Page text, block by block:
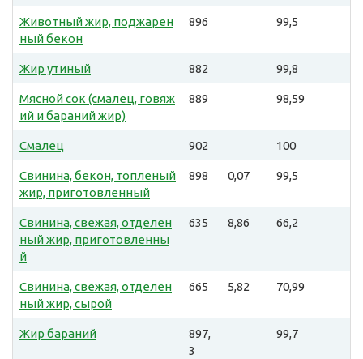
Животный жир, поджарен
ный бекон
896 99,5
Жир утиный 882 99,8
Мясной сок (смалец, говяж
ий и бараний жир)
889 98,59
Смалец 902 100
Свинина, бекон, топленый
жир, приготовленный
898 0,07 99,5
Свинина, свежая, отделен
ный жир, приготовленны
й
635 8,86 66,2
Свинина, свежая, отделен
ный жир, сырой
665 5,82 70,99
Жир бараний
897,
3
99,7